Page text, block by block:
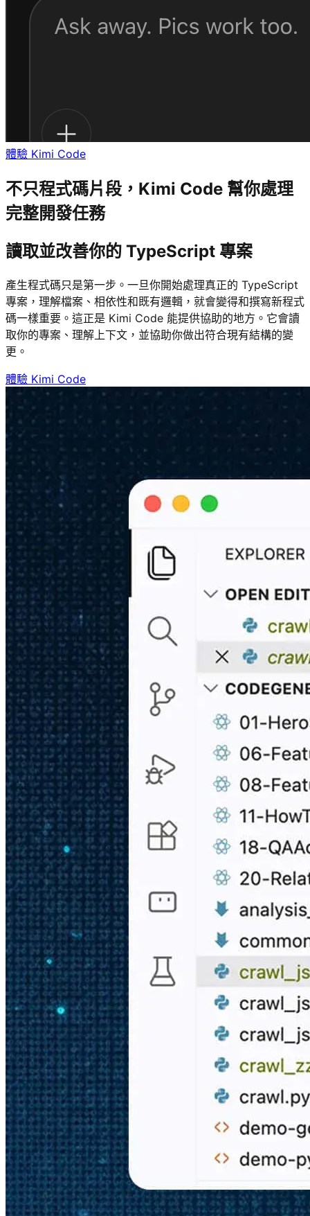
體驗 Kimi Code
不只程式碼片段，Kimi Code 幫你處理
完整開發任務
讀取並改善你的 TypeScript 專案
產生程式碼只是第一步。一旦你開始處理真正的 TypeScript
專案，理解檔案、相依性和既有邏輯，就會變得和撰寫新程式
碼一樣重要。這正是 Kimi Code 能提供協助的地方。它會讀
取你的專案、理解上下文，並協助你做出符合現有結構的變
更。
體驗 Kimi Code